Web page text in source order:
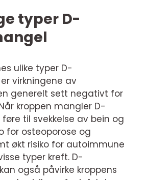
typer D-
ulike typer D-
virkningene av
generelt sett negativt for
kroppen mangler D-
til svekkelse av bein og
for osteoporose og
økt risiko for autoimmune
typer kreft. D-
også påvirke kroppens